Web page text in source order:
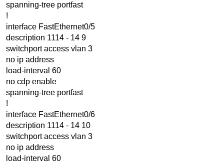
spanning-tree portfast
!
interface FastEthernet0/5
description 1114 - 14 9
switchport access vlan 3
no ip address
load-interval 60
no cdp enable
spanning-tree portfast
!
interface FastEthernet0/6
description 1114 - 14 10
switchport access vlan 3
no ip address
load-interval 60